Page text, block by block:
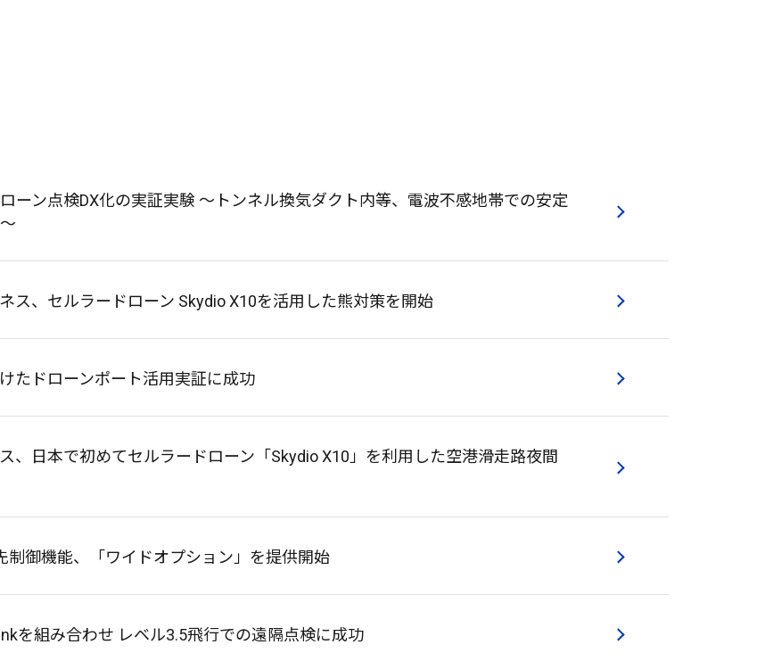
ーン点検DX化の実証実験 ～トンネル換気ダクト内等、電波不感地帯での安定
ス、セルラードローン Skydio X10を活用した熊対策を開始
たドローンポート活用実証に成功
、日本で初めてセルラードローン「Skydio X10」を利用した空港滑走路夜間
制御機能、「ワイドオプション」を提供開始
を組み合わせ レベル3.5飛行での遠隔点検に成功